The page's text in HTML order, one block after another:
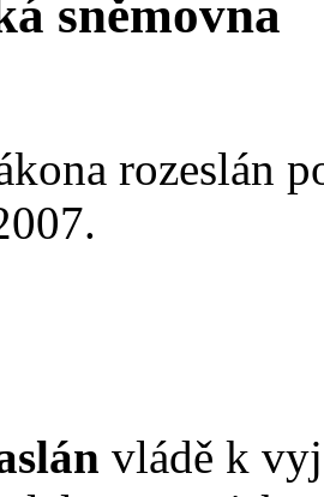
sněmovna
rozeslán
vládě k